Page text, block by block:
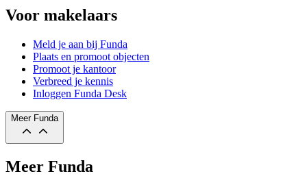
Voor makelaars
Meld je aan bij Funda
Plaats en promoot objecten
Promoot je kantoor
Verbreed je kennis
Inloggen Funda Desk
Meer Funda
Meer Funda